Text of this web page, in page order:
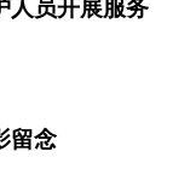
人员开展服务
留念